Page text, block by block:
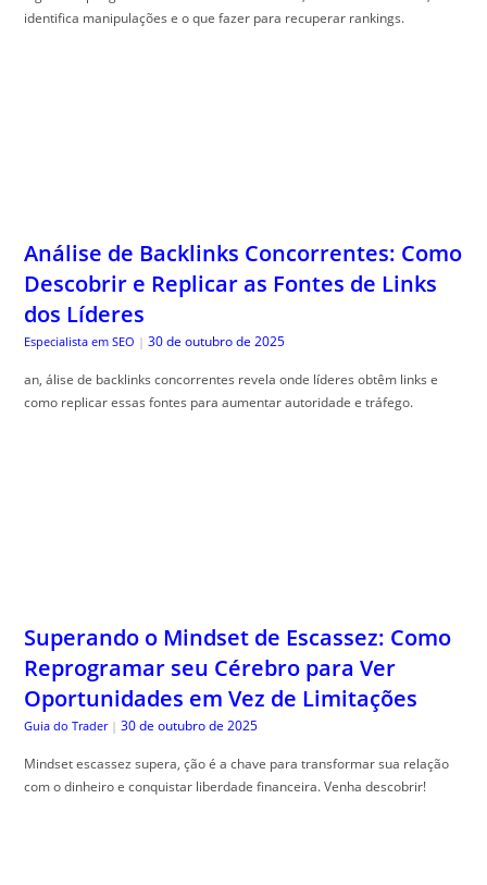
identifica manipulações e o que fazer para recuperar rankings.
Análise de Backlinks Concorrentes: Como
Descobrir e Replicar as Fontes de Links
dos Líderes
Especialista em SEO | 30 de outubro de 2025
an, álise de backlinks concorrentes revela onde líderes obtêm links e
como replicar essas fontes para aumentar autoridade e tráfego.
Superando o Mindset de Escassez: Como
Reprogramar seu Cérebro para Ver
Oportunidades em Vez de Limitações
Guia do Trader | 30 de outubro de 2025
Mindset escassez supera, ção é a chave para transformar sua relação
com o dinheiro e conquistar liberdade financeira. Venha descobrir!